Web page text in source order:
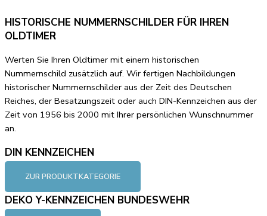
HISTORISCHE NUMMERNSCHILDER FÜR IHREN
OLDTIMER
Werten Sie Ihren Oldtimer mit einem historischen
Nummernschild zusätzlich auf. Wir fertigen Nachbildungen
historischer Nummernschilder aus der Zeit des Deutschen
Reiches, der Besatzungszeit oder auch DIN-Kennzeichen aus der
Zeit von 1956 bis 2000 mit Ihrer persönlichen Wunschnummer
an.
DIN KENNZEICHEN
ZUR PRODUKTKATEGORIE
DEKO Y-KENNZEICHEN BUNDESWEHR